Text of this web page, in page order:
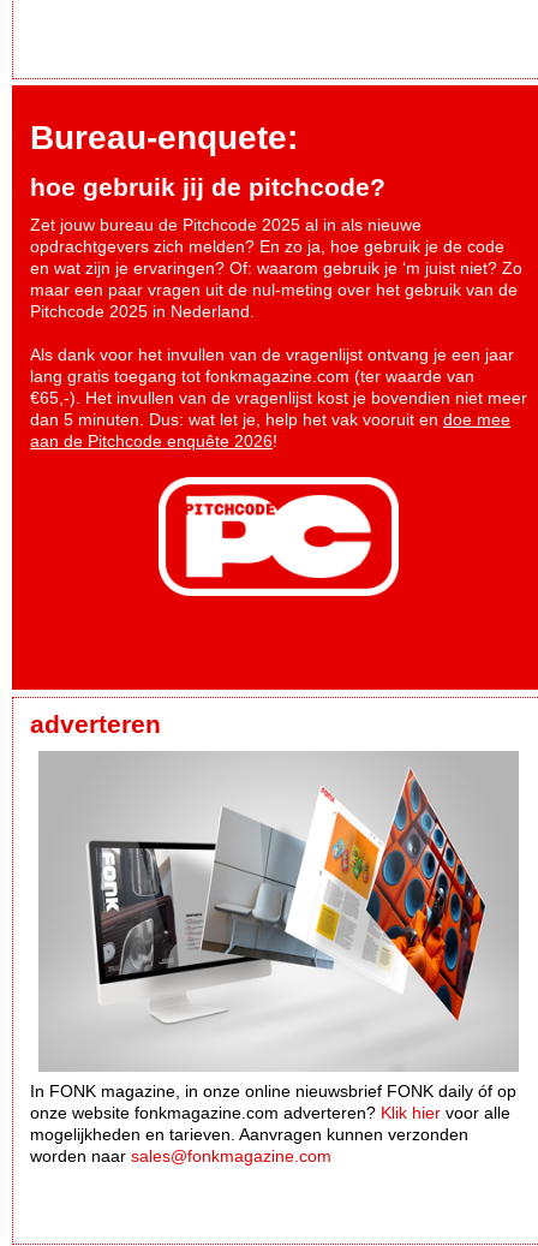
Bureau-enquete:
hoe gebruik jij de pitchcode?
Zet jouw bureau de Pitchcode 2025 al in als nieuwe
opdrachtgevers zich melden? En zo ja, hoe gebruik je de code
en wat zijn je ervaringen? Of: waarom gebruik je ‘m juist niet? Zo
maar een paar vragen uit de nul-meting over het gebruik van de
Pitchcode 2025 in Nederland.
Als dank voor het invullen van de vragenlijst ontvang je een jaar
lang gratis toegang tot fonkmagazine.com (ter waarde van
€65,-). Het invullen van de vragenlijst kost je bovendien niet meer
dan 5 minuten. Dus: wat let je, help het vak vooruit en doe mee
aan de Pitchcode enquête 2026!
adverteren
In FONK magazine, in onze online nieuwsbrief FONK daily óf op
onze website fonkmagazine.com adverteren? Klik hier voor alle
mogelijkheden en tarieven. Aanvragen kunnen verzonden
worden naar sales@fonkmagazine.com